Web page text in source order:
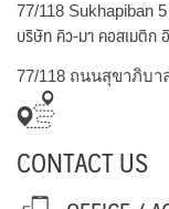
77/118 Sukhapiban
บริษัท คิว-มา คอสเมติก
77/118 ถนนสุขาภิบา
CONTACT US